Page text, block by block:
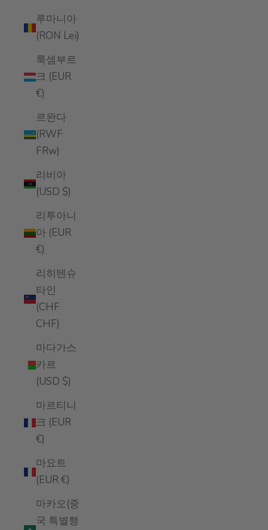
루마니아
(RON Lei)
룩셈부르
크 (EUR
€)
르완다
(RWF
FRw)
리비아
(USD $)
리투아니
아 (EUR
€)
리히텐슈
타인
(CHF
CHF)
마다가스
카르
(USD $)
마르티니
크 (EUR
€)
마요트
(EUR €)
마카오(중
국 특별행